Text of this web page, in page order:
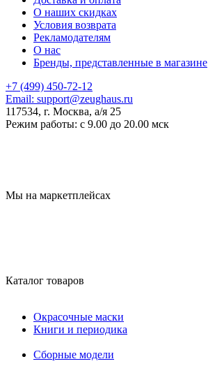
О наших скидках
Условия возврата
Рекламодателям
О нас
Бренды, представленные в магазине
+7 (499) 450-72-12
Email: support@zeughaus.ru
117534, г. Москва, а/я 25
Режим работы: с 9.00 до 20.00 мск
Мы на маркетплейсах
Каталог товаров
Окрасочные маски
Книги и периодика
Сборные модели